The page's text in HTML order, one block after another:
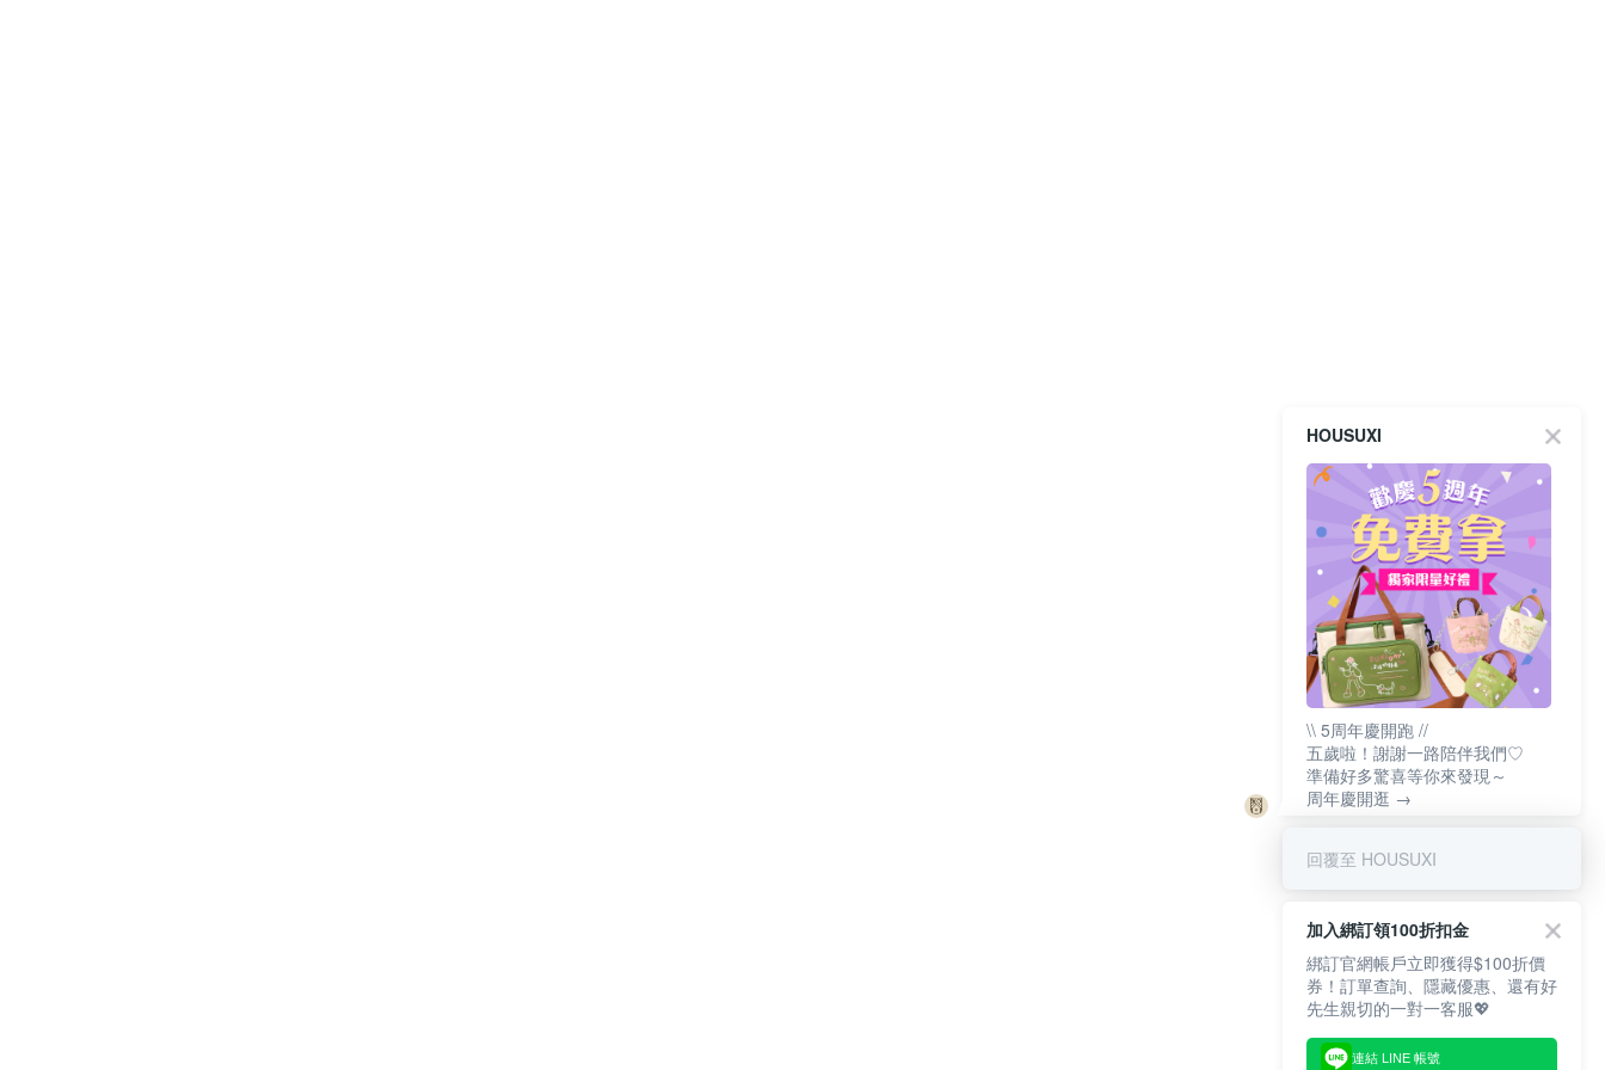
HOUSUXI
\\ 5周年慶開跑 //
五歲啦！謝謝一路陪伴我們♡
準備好多驚喜等你來發現～
周年慶開逛 →
回覆至 HOUSUXI
加入綁訂領100折扣金
綁訂官網帳戶立即獲得$100折價
券！訂單查詢、隱藏優惠、還有好
先生親切的一對一客服💖
連結 LINE 帳號